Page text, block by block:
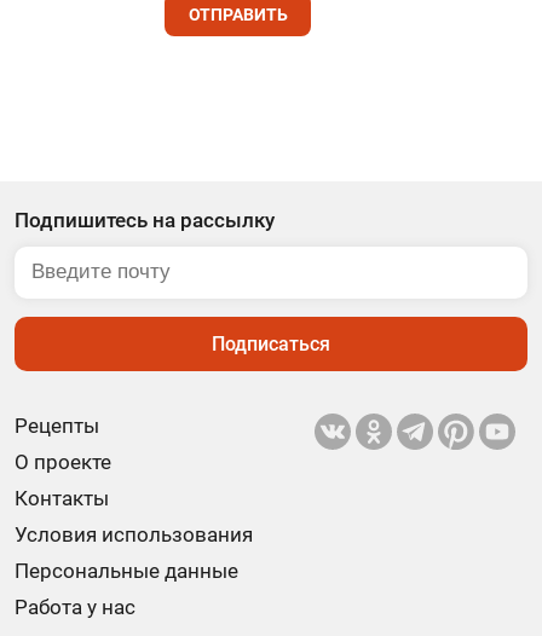
ОТПРАВИТЬ
Рецепты
О проекте
Контакты
Условия использования
Персональные данные
Работа у нас
Подпишитесь на рассылку
Подписаться